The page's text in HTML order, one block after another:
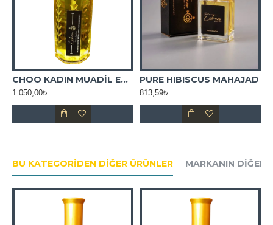
CHOO KADIN MUADİL ESANS
1.050,00₺
PURE HIBISCUS MAHAJAD
813,59₺
BU KATEGORIDEN DIĞER ÜRÜNLER MARKANIN DIĞER